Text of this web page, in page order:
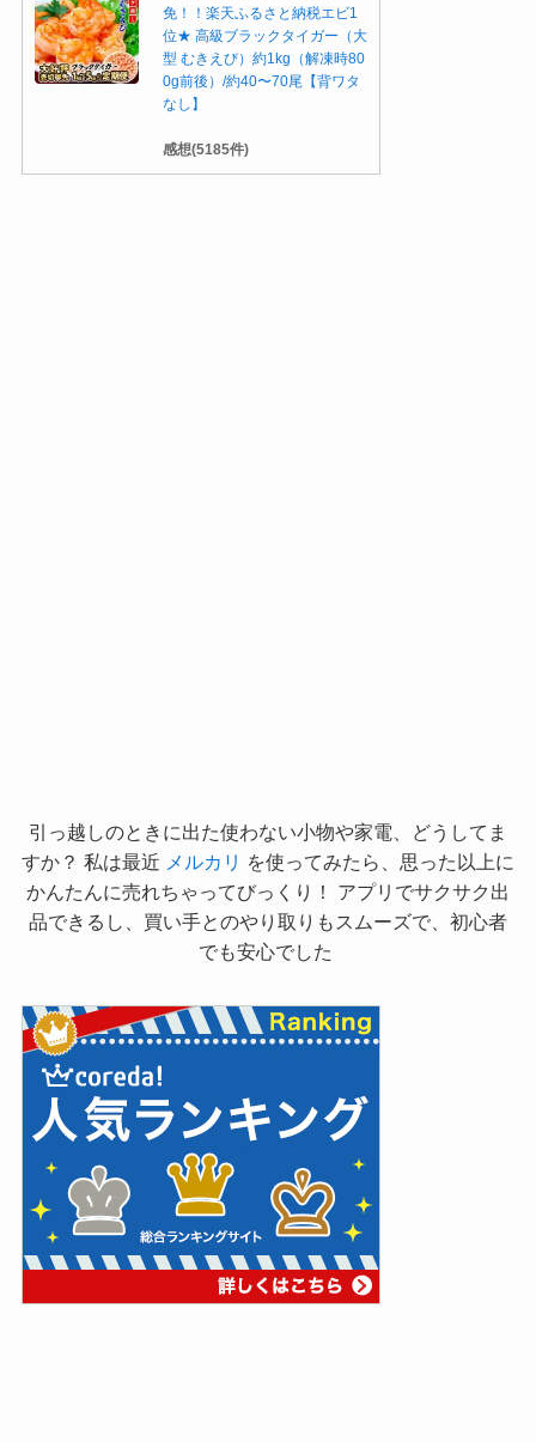
免！！楽天ふるさと納税エビ1
位★ 高級ブラックタイガー（大
型 むきえび）約1kg（解凍時80
0g前後）/約40〜70尾【背ワタ
なし】
感想(5185件)
引っ越しのときに出た使わない小物や家電、どうしてま
すか？ 私は最近 メルカリ を使ってみたら、思った以上に
かんたんに売れちゃってびっくり！ アプリでサクサク出
品できるし、買い手とのやり取りもスムーズで、初心者
でも安心でした